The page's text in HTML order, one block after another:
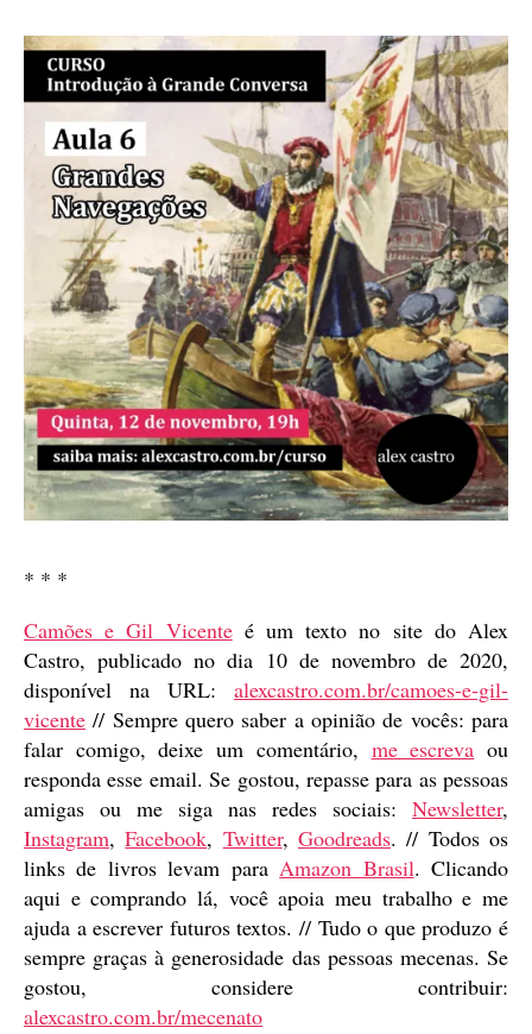
* * *
Camões e Gil Vicenteé um texto no site do Alex
Castro, publicado no dia 10 de novembro de 2020,
disponível na URL: alexcastro.com.br/camoes-e-gil-
vicente // Sempre quero saber a opinião de vocês: para
falar comigo, deixe um comentário, me escreva ou
responda esse email. Se gostou, repasse para as pessoas
amigas ou me siga nas redes sociais: Newsletter,
Instagram,Facebook, Twitter,Goodreads. // Todos os
links de livros levam paraAmazon Brasil. Clicando
aqui e comprando lá, você apoia meu trabalho e me
ajuda a escrever futuros textos. // Tudo o que produzo é
sempre graças à generosidade das pessoas mecenas. Se
gostou, considere contribuir:
alexcastro.com.br/mecenato